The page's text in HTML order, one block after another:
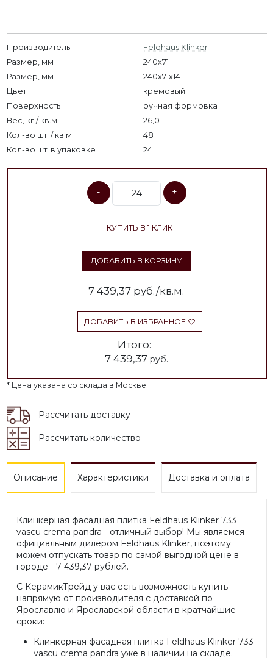
Производитель
Feldhaus Klinker
Размер, мм
240x71
Размер, мм
240х71х14
Цвет
кремовый
Поверхность
ручная формовка
Вес, кг / кв.м.
26,0
Кол-во шт. / кв.м.
48
Кол-во шт. в упаковке
24
- +
КУПИТЬ В 1 КЛИК
ДОБАВИТЬ В КОРЗИНУ
7 439,37 руб./кв.м.
ДОБАВИТЬ В ИЗБРАННОЕ
Итого:
7 439,37 руб.
* Цена указана со склада в Москве
Рассчитать доставку
Рассчитать количество
Описание Характеристики Доставка и оплата
Клинкерная фасадная плитка Feldhaus Klinker 733
vascu crema pandra - отличный выбор! Мы являемся
официальным дилером Feldhaus Klinker, поэтому
можем отпускать товар по самой выгодной цене в
городе - 7 439,37 рублей.
С КерамикТрейд у вас есть возможность купить
напрямую от производителя с доставкой по
Ярославлю и Ярославской области в кратчайшие
сроки:
Клинкерная фасадная плитка Feldhaus Klinker 733
vascu crema pandra уже в наличии на складе.